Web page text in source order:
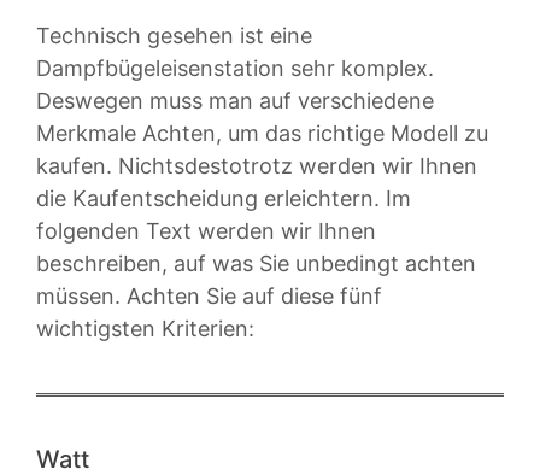
Technisch gesehen ist eine
Dampfbügeleisenstation sehr komplex.
Deswegen muss man auf verschiedene
Merkmale Achten, um das richtige Modell zu
kaufen. Nichtsdestotrotz werden wir Ihnen
die Kaufentscheidung erleichtern. Im
folgenden Text werden wir Ihnen
beschreiben, auf was Sie unbedingt achten
müssen. Achten Sie auf diese fünf
wichtigsten Kriterien:
Watt